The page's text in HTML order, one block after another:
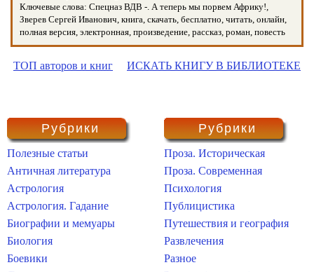
Ключевые слова: Спецназ ВДВ -. А теперь мы порвем Африку!,
Зверев Сергей Иванович, книга, скачать, бесплатно, читать, онлайн,
полная версия, электронная, произведение, рассказ, роман, повесть
ТОП авторов и книг ИСКАТЬ КНИГУ В БИБЛИОТЕКЕ
Рубрики
Полезные статьи
Античная литература
Астрология
Астрология. Гадание
Биографии и мемуары
Биология
Боевики
Рубрики
Проза. Историческая
Проза. Современная
Психология
Публицистика
Путешествия и география
Развлечения
Разное